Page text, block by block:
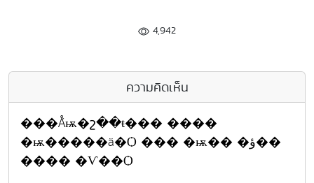
4,942
ความคิดเห็น
���Ǻѭ�շ��ŧ��� ����
�ѭ�����ä�Ѻ ��� �ѭ�� �ؤ��
���� �Ѵ��Ѻ